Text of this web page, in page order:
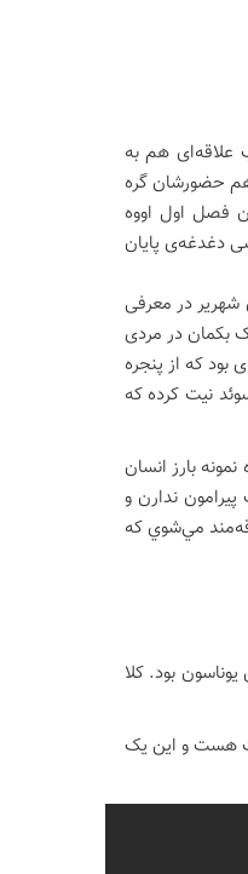
علاقه‌ای هم به
هم حضورشان گره
فصل اول اووه
دغدغه‌ی پایان
شهریر در معرفی
بکمان در مردی
بود که از پنجره
نیت کرده که
بارز انسان
ندارن و
مي‌شوي كه
بود. کلا
هست و این یک